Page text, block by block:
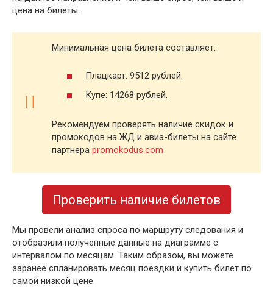
цена на билеты.
Минимальная цена билета составляет:
Плацкарт: 9512 рублей.
Купе: 14268 рублей.
Рекомендуем проверять наличие скидок и
промокодов на ЖД и авиа-билеты на сайте
партнера promokodus.com
Проверить наличие билетов
Мы провели анализ спроса по маршруту следования и
отобразили полученные данные на диаграмме с
интервалом по месяцам. Таким образом, вы можете
заранее спланировать месяц поездки и купить билет по
самой низкой цене.